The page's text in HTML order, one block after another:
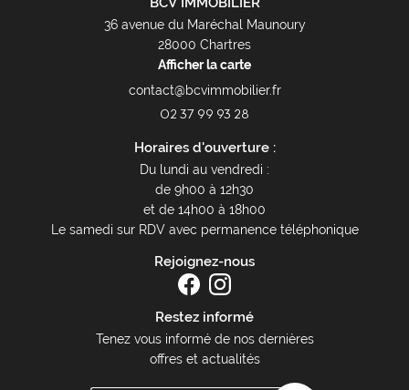
36 avenue du Maréchal Maunoury
28000 Chartres
Afficher la carte
02 37 99 93 28
Horaires d'ouverture :
Du lundi au vendredi :
de 9h00 à 12h30
et de 14h00 à 18h00
Le samedi sur RDV avec permanence téléphonique
Rejoignez-nous
Restez informé
Tenez vous informé de nos dernières
offres et actualités